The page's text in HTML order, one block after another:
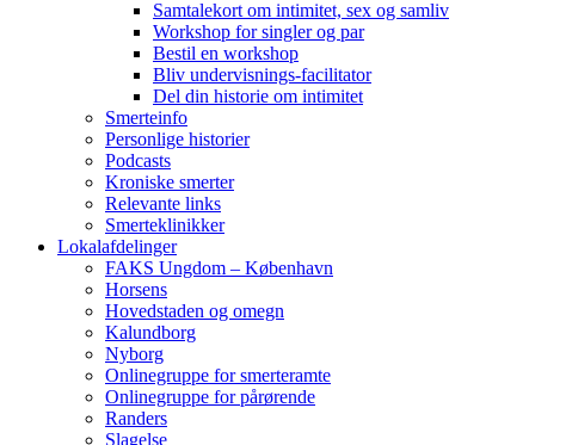
Samtalekort om intimitet, sex og samliv
Workshop for singler og par
Bestil en workshop
Bliv undervisnings-facilitator
Del din historie om intimitet
Smerteinfo
Personlige historier
Podcasts
Kroniske smerter
Relevante links
Smerteklinikker
Lokalafdelinger
FAKS Ungdom – København
Horsens
Hovedstaden og omegn
Kalundborg
Nyborg
Onlinegruppe for smerteramte
Onlinegruppe for pårørende
Randers
Slagelse